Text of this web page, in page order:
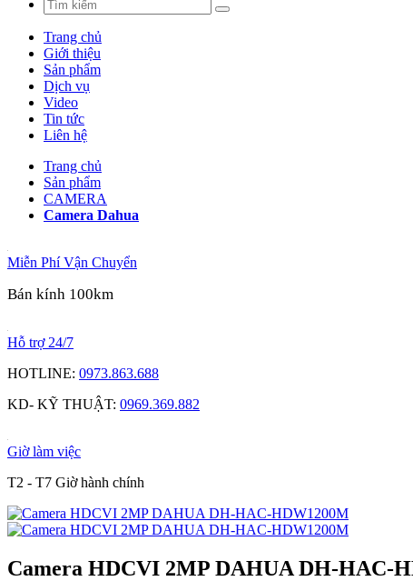
Trang chủ
Giới thiệu
Sản phẩm
Dịch vụ
Video
Tin tức
Liên hệ
Trang chủ
Sản phẩm
CAMERA
Camera Dahua
Miễn Phí Vận Chuyển
Bán kính 100km
Hỗ trợ 24/7
HOTLINE: 0973.863.688
KD- KỸ THUẬT: 0969.369.882
Giờ làm việc
T2 - T7 Giờ hành chính
Camera HDCVI 2MP DAHUA DH-HAC-